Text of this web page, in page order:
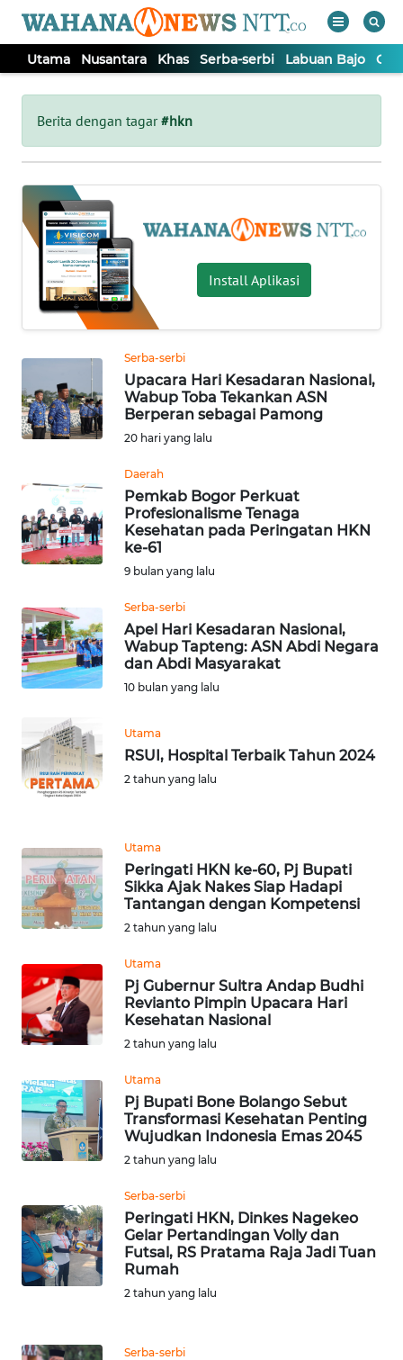
Utama Nusantara Khas Serba-serbi Labuan Bajo
Berita dengan tagar#hkn
Install Aplikasi
Serba-serbi
Upacara Hari Kesadaran Nasional,
Wabup Toba Tekankan ASN
Berperan sebagai Pamong
20 hari yang lalu
Daerah
Pemkab Bogor Perkuat
Profesionalisme Tenaga
Kesehatan pada Peringatan HKN
ke-61
9 bulan yang lalu
Serba-serbi
Apel Hari Kesadaran Nasional,
Wabup Tapteng: ASN Abdi Negara
dan Abdi Masyarakat
10 bulan yang lalu
Utama
RSUI, Hospital Terbaik Tahun 2024
2 tahun yang lalu
Utama
Peringati HKN ke-60, Pj Bupati
Sikka Ajak Nakes Siap Hadapi
Tantangan dengan Kompetensi
2 tahun yang lalu
Utama
Pj Gubernur Sultra Andap Budhi
Revianto Pimpin Upacara Hari
Kesehatan Nasional
2 tahun yang lalu
Utama
Pj Bupati Bone Bolango Sebut
Transformasi Kesehatan Penting
Wujudkan Indonesia Emas 2045
2 tahun yang lalu
Serba-serbi
Peringati HKN, Dinkes Nagekeo
Gelar Pertandingan Volly dan
Futsal, RS Pratama Raja Jadi Tuan
Rumah
2 tahun yang lalu
Serba-serbi
Tutup
UTAMA
NUSANTARA
KHAS
SERBA-
SERBI
LABUAN
BAJO
Informasi
INDEKS
BERITA
KONTAK
KAMI
INFO
TENTANG
KAMI
SIBER
REDAKSI
DISCLAIMER
Wahana
WN
SUMUT
JAKARTA
WN
JABAR